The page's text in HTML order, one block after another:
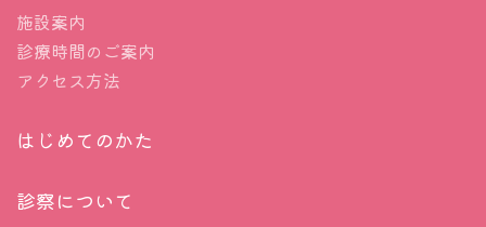
施設案内
診療時間のご案内
アクセス方法
はじめてのかた
診察について